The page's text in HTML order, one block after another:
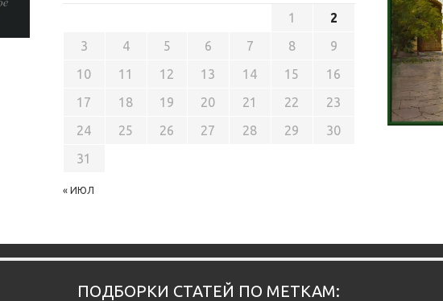
« ИЮЛ
1
2
3
4 5 6 7 8
9
10
11 12 13 14 15
16
17
18 19 20 21 22
23
24
25 26 27 28 29
30
31
ПОДБОРКИ СТАТЕЙ ПО МЕТКАМ: